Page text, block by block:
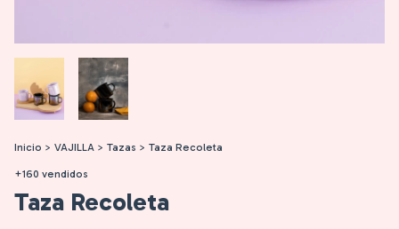
Inicio > VAJILLA > Tazas > Taza Recoleta
+160 vendidos
Taza Recoleta